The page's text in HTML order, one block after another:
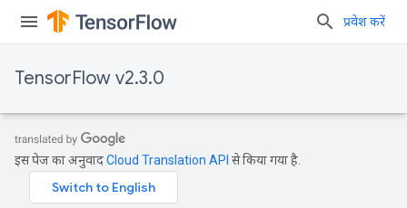
प्रवेश करें
TensorFlow v2.3.0
इस पेज का अनुवादCloud Translation API से किया गया है.